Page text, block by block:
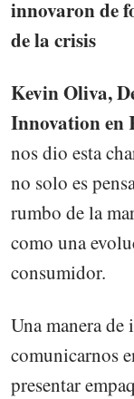
innovaron de
de la crisis
Kevin Oliva,
Innovation en
nos dio esta
no solo es
rumbo de la
como una
consumidor.
Una manera de
comunicarnos
presentar